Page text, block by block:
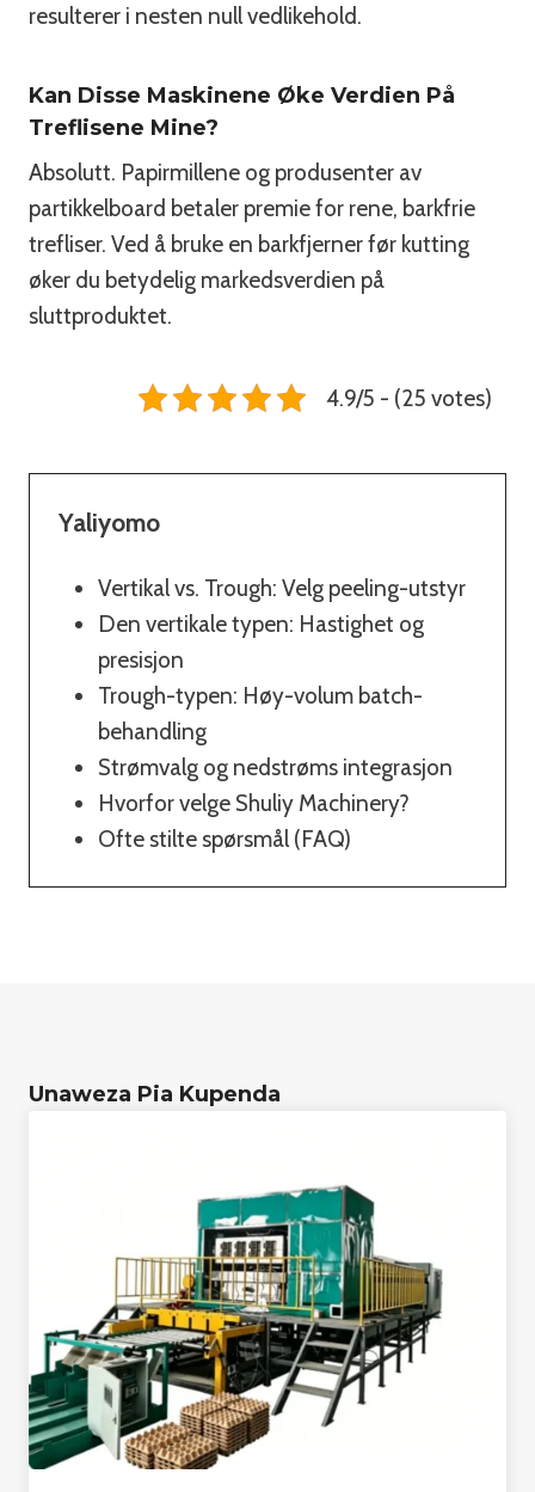
resulterer i nesten null vedlikehold.
Kan Disse Maskinene Øke Verdien På
Treflisene Mine?
Absolutt. Papirmillene og produsenter av
partikkelboard betaler premie for rene, barkfrie
trefliser. Ved å bruke en barkfjerner før kutting
øker du betydelig markedsverdien på
sluttproduktet.
4.9/5 - (25 votes)
Yaliyomo
Vertikal vs. Trough: Velg peeling-utstyr
Den vertikale typen: Hastighet og
presisjon
Trough-typen: Høy-volum batch-
behandling
Strømvalg og nedstrøms integrasjon
Hvorfor velge Shuliy Machinery?
Ofte stilte spørsmål (FAQ)
Unaweza Pia Kupenda